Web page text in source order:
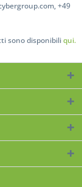
+49
sono disponibiliqui.